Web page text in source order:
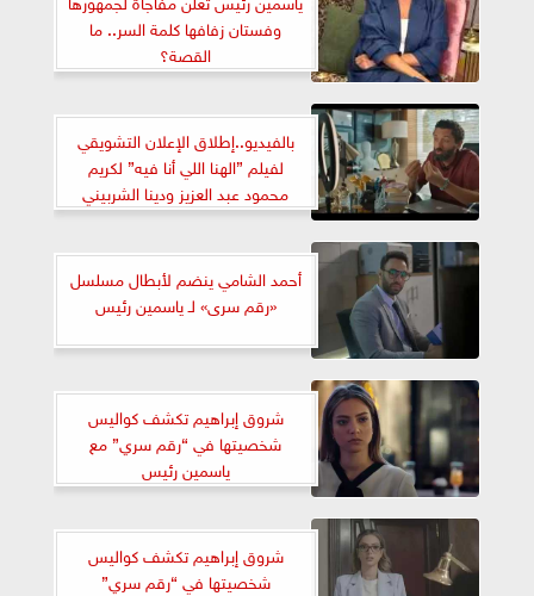
وفستان زفافها كلمة السر.. ما
القصة؟
بالفيديو..إطلاق الإعلان التشويقي
لفيلم ”الهنا اللي أنا فيه” لكريم
محمود عبد العزيز ودينا الشربيني
أحمد الشامي ينضم لأبطال مسلسل
«رقم سرى» لـ ياسمين رئيس
شروق إبراهيم تكشف كواليس
شخصيتها في “رقم سري” مع
ياسمين رئيس
شروق إبراهيم تكشف كواليس
شخصيتها في “رقم سري”